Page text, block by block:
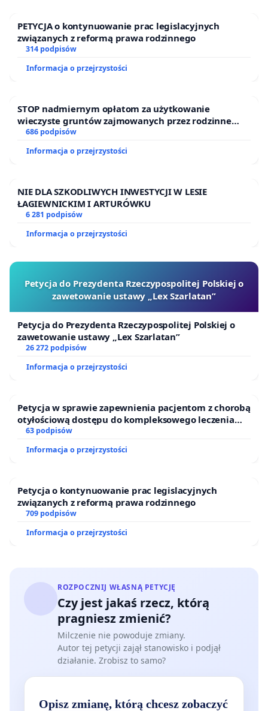
PETYCJA o kontynuowanie prac legislacyjnych
związanych z reformą prawa rodzinnego
314 podpisów
Informacja o przejrzystości
STOP nadmiernym opłatom za użytkowanie
wieczyste gruntów zajmowanych przez rodzinne
ogrody działkowe.
686 podpisów
Informacja o przejrzystości
NIE DLA SZKODLIWYCH INWESTYCJI W LESIE
ŁAGIEWNICKIM I ARTURÓWKU
6 281 podpisów
Informacja o przejrzystości
Petycja do Prezydenta Rzeczypospolitej Polskiej o
zawetowanie ustawy „Lex Szarlatan”
Petycja do Prezydenta Rzeczypospolitej Polskiej o
zawetowanie ustawy „Lex Szarlatan”
26 272 podpisów
Informacja o przejrzystości
Petycja w sprawie zapewnienia pacjentom z chorobą
otyłościową dostępu do kompleksowego leczenia
oraz programów profilaktycznych.
63 podpisów
Informacja o przejrzystości
Petycja o kontynuowanie prac legislacyjnych
związanych z reformą prawa rodzinnego
709 podpisów
Informacja o przejrzystości
ROZPOCZNIJ WŁASNĄ PETYCJĘ
Czy jest jakaś rzecz, którą
pragniesz zmienić?
Milczenie nie powoduje zmiany.
Autor tej petycji zajął stanowisko i podjął
działanie. Zrobisz to samo?
Opisz zmianę, którą chcesz zobaczyć